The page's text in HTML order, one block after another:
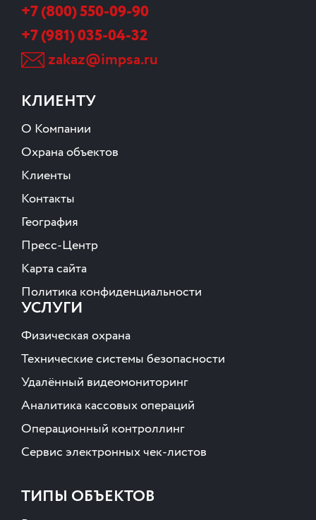
+7 (800) 550-09-90
+7 (981) 035-04-32
zakaz@impsa.ru
КЛИЕНТУ
О Компании
Охрана объектов
Клиенты
Контакты
География
Пресс-Центр
Карта сайта
Политика конфиденциальности
УСЛУГИ
Физическая охрана
Технические системы безопасности
Удалённый видеомониторинг
Аналитика кассовых операций
Операционный контроллинг
Сервис электронных чек-листов
ТИПЫ ОБЪЕКТОВ